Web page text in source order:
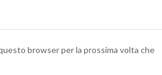
browser per la prossima volta che